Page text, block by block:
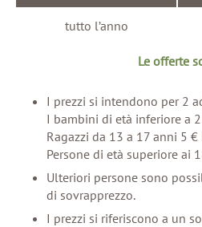
tutto l’anno
Le offerte
I prezzi si intendono per 2
I bambini di età inferiore a
Ragazzi da 13 a 17 anni 5
Persone di età superiore ai
Ulteriori persone sono
di sovrapprezzo.
I prezzi si riferiscono a un